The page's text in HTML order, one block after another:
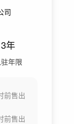
司
3年
年限
前售出
前售出